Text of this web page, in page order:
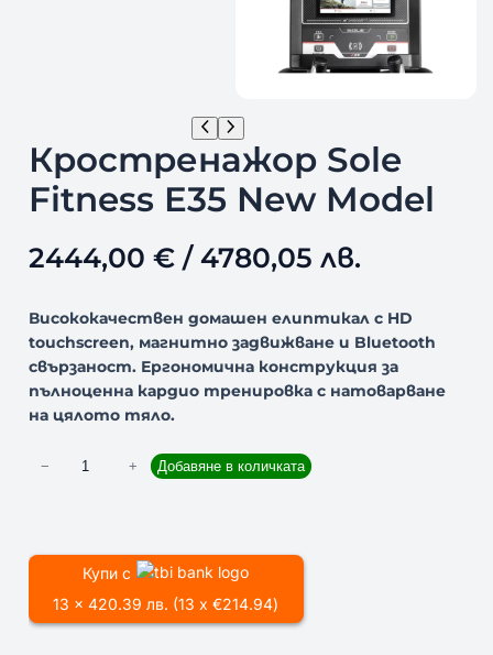
Кростренажор Sole
Fitness E35 New Model
2444,00 €/ 4780,05 лв.
Висококачествен домашен елиптикал с HD
touchscreen, магнитно задвижване и Bluetooth
свързаност. Ергономична конструкция за
пълноценна кардио тренировка с натоварване
на цялото тяло.
ч
с
− + Добавяне в количката
Купи с
13 x 420.39 лв. (13 x €214.94)